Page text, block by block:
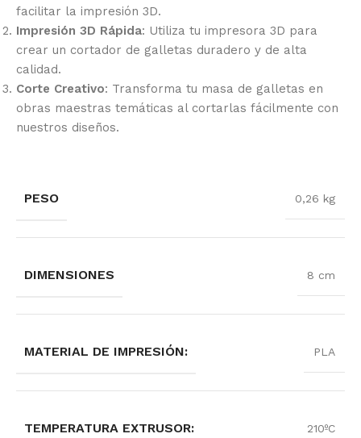
facilitar la impresión 3D.
Impresión 3D Rápida: Utiliza tu impresora 3D para
crear un cortador de galletas duradero y de alta
calidad.
Corte Creativo: Transforma tu masa de galletas en
obras maestras temáticas al cortarlas fácilmente con
nuestros diseños.
PESO 0,26 kg
DIMENSIONES 8 cm
MATERIAL DE IMPRESIÓN: PLA
TEMPERATURA EXTRUSOR: 210ºC